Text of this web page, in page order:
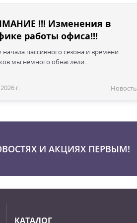
!!! Изменения в
работы офиса!!!
начала пассивного сезона и времени
мы немного обнаглели...
г. Новость
И АКЦИЯХ ПЕРВЫМ!
КАТАЛОГ